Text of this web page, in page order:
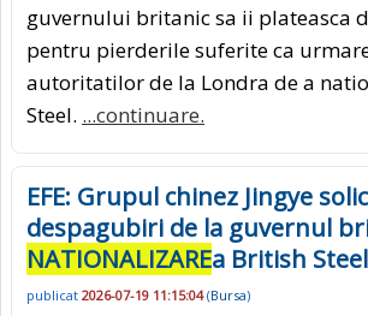
guvernului britanic sa ii plateasca
pentru pierderile suferite ca
autoritatilor de la Londra de a
Steel. ...continuare.
EFE: Grupul chinez Jingye
despagubiri de la guvernul
NATIONALIZAREa British Steel
publicat 2026-07-19 11:15:04(Bursa)